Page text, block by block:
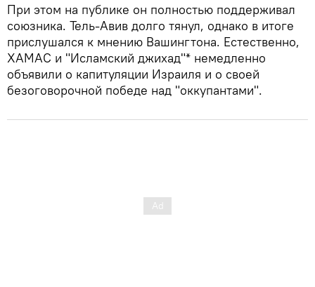
При этом на публике он полностью поддерживал
союзника. Тель-Авив долго тянул, однако в итоге
прислушался к мнению Вашингтона. Естественно,
ХАМАС и "Исламский джихад"* немедленно
объявили о капитуляции Израиля и о своей
безоговорочной победе над "оккупантами".